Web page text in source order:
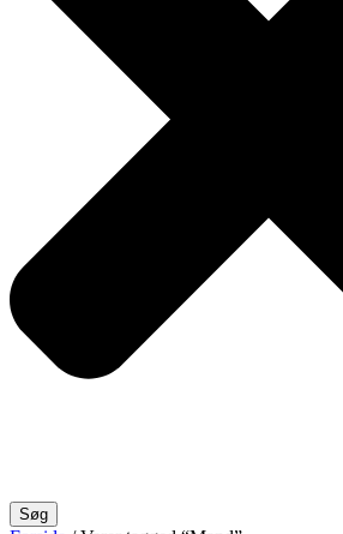
Søg